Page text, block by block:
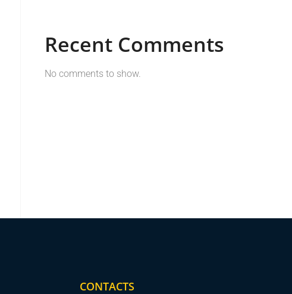
Recent Comments
No comments to show.
CONTACTS